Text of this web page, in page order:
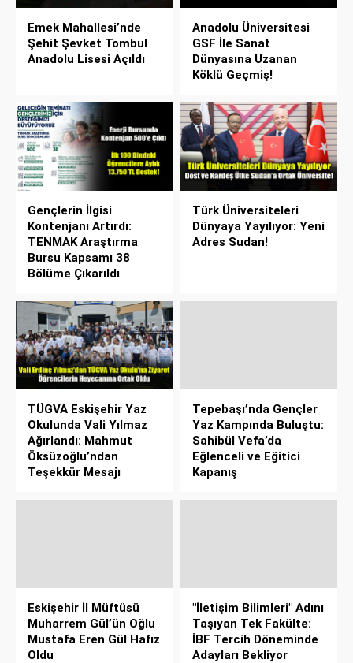
Emek Mahallesi’nde
Şehit Şevket Tombul
Anadolu Lisesi Açıldı
Anadolu Üniversitesi
GSF İle Sanat
Dünyasına Uzanan
Köklü Geçmiş!
Gençlerin İlgisi
Kontenjanı Artırdı:
TENMAK Araştırma
Bursu Kapsamı 38
Bölüme Çıkarıldı
Türk Üniversiteleri
Dünyaya Yayılıyor: Yeni
Adres Sudan!
TÜGVA Eskişehir Yaz
Okulunda Vali Yılmaz
Ağırlandı: Mahmut
Öksüzoğlu’ndan
Teşekkür Mesajı
Tepebaşı’nda Gençler
Yaz Kampında Buluştu:
Sahibül Vefa’da
Eğlenceli ve Eğitici
Kapanış
Eskişehir İl Müftüsü
Muharrem Gül’ün Oğlu
Mustafa Eren Gül Hafız
Oldu
"İletişim Bilimleri" Adını
Taşıyan Tek Fakülte:
İBF Tercih Döneminde
Adayları Bekliyor